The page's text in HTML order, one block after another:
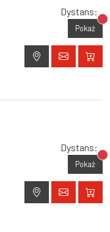
Dystans:
Pokaż
Dystans:
Pokaż